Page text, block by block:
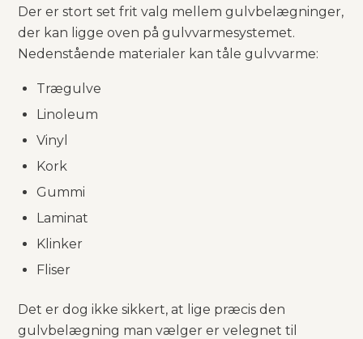
Der er stort set frit valg mellem gulvbelægninger,
der kan ligge oven på gulvvarmesystemet.
Nedenstående materialer kan tåle gulvvarme:
Trægulve
Linoleum
​Vinyl
​Kork
​Gummi
​Laminat
​Klinker
​Fliser
Det er dog ikke sikkert, at lige præcis den
gulvbelægning man vælger er velegnet til